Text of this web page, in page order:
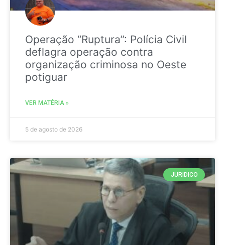
Operação “Ruptura”: Polícia Civil
deflagra operação contra
organização criminosa no Oeste
potiguar
VER MATÉRIA »
5 de agosto de 2026
JURIDICO